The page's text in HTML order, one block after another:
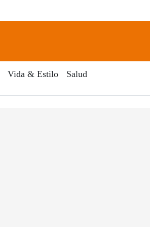
Vida & Estilo Salud